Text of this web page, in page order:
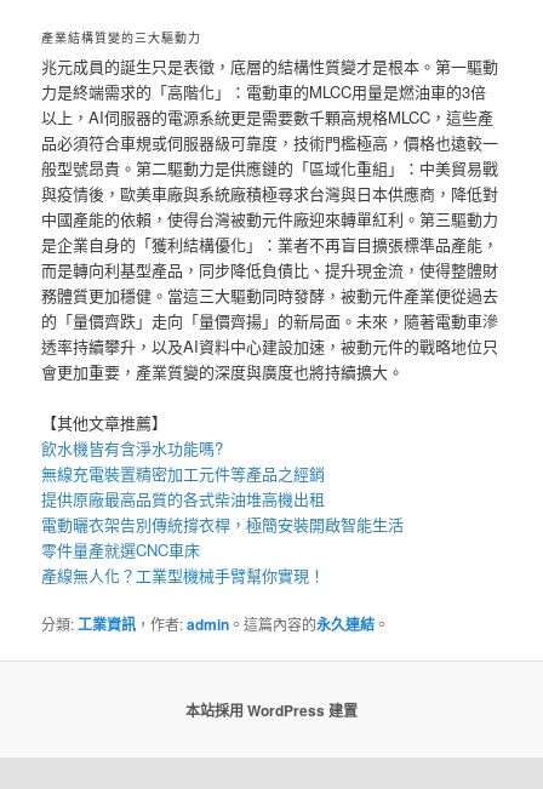
產業結構質變的三大驅動力
兆元成員的誕生只是表徵，底層的結構性質變才是根本。第一驅動
力是終端需求的「高階化」：電動車的MLCC用量是燃油車的3倍
以上，AI伺服器的電源系統更是需要數千顆高規格MLCC，這些產
品必須符合車規或伺服器級可靠度，技術門檻極高，價格也遠較一
般型號昂貴。第二驅動力是供應鏈的「區域化重組」：中美貿易戰
與疫情後，歐美車廠與系統廠積極尋求台灣與日本供應商，降低對
中國產能的依賴，使得台灣被動元件廠迎來轉單紅利。第三驅動力
是企業自身的「獲利結構優化」：業者不再盲目擴張標準品產能，
而是轉向利基型產品，同步降低負債比、提升現金流，使得整體財
務體質更加穩健。當這三大驅動同時發酵，被動元件產業便從過去
的「量價齊跌」走向「量價齊揚」的新局面。未來，隨著電動車滲
透率持續攀升，以及AI資料中心建設加速，被動元件的戰略地位只
會更加重要，產業質變的深度與廣度也將持續擴大。
【其他文章推薦】
飲水機皆有含淨水功能嗎?
無線充電裝置精密加工元件等產品之經銷
提供原廠最高品質的各式柴油堆高機出租
電動曬衣架告別傳統撐衣桿，極簡安裝開啟智能生活
零件量產就選CNC車床
產線無人化？ 工業型機械手臂幫你實現！
分類:工業資訊 ，作者:admin 。這篇內容的永久連結 。
本站採用 WordPress 建置